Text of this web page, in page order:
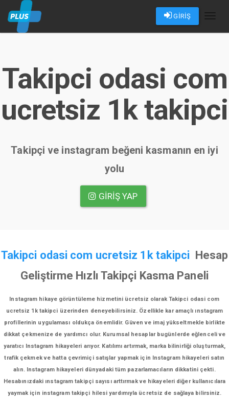
GİRİŞ
Takipci odasi com
ucretsiz 1k takipci
Takipçi ve instagram beğeni kasmanın en iyi
yolu
GIRIŞ YAP
Takipci odasi com ucretsiz 1k takipci Hesap
Geliştirme Hızlı Takipçi Kasma Paneli
Instagram hikaye görüntüleme hizmetini ücretsiz olarak Takipci odasi com
ucretsiz 1k takipci üzerinden deneyebilirsiniz. Özellikle kar amaçlı ınstagram
profillerinin uygulaması oldukça önemlidir. Güven ve imaj yükseltmekle birlikte
dikkat çekmenize de yardımcı olur. Kurumsal hesaplar bugünlerde eğlenceli ve
yaratıcı Instagram hikayeleri arıyor. Katılımı artırmak, marka bilinirliği oluşturmak,
trafik çekmek ve hatta çevrimiçi satışlar yapmak için Instagram hikayeleri satın
alın. Instagram hikayeleri dünyadaki tüm pazarlamacıların dikkatini çekti.
Hesabınızdaki ınstagram takipçi sayısı arttırmak ve hikayeleri diğer kullanıcılara
yaymak için instagram takipçi hilesi yardımıyla ücretsiz de sağlaya bilirsiniz.